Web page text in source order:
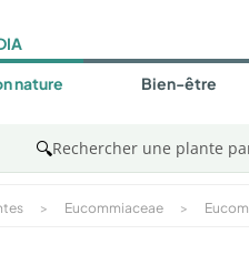
nature Bien-être
🔍Rechercher une plante
> Eucommiaceae >